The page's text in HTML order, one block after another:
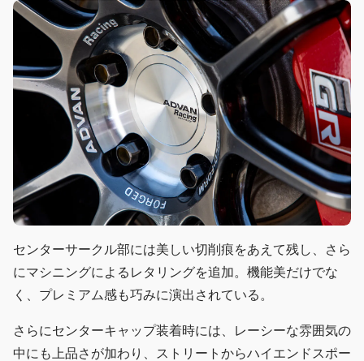
センターサークル部には美しい切削痕をあえて残し、さら
にマシニングによるレタリングを追加。機能美だけでな
く、プレミアム感も巧みに演出されている。
さらにセンターキャップ装着時には、レーシーな雰囲気の
中にも上品さが加わり、ストリートからハイエンドスポー